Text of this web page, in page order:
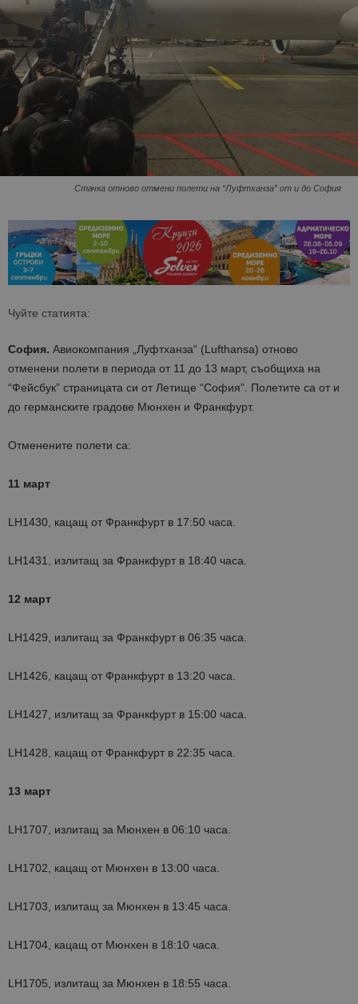
Стачка отново отмени полети на “Луфтханза” от и до София
Чуйте статията:
София. Авиокомпания „Луфтханза“ (Lufthansa) отново
отменени полети в периода от 11 до 13 март, съобщиха на
“Фейсбук” страницата си от Летище “София”. Полетите са от и
до германските градове Мюнхен и Франкфурт.
Отменените полети са:
11 март
LH1430, кацащ от Франкфурт в 17:50 часа.
LH1431, излитащ за Франкфурт в 18:40 часа.
12 март
LH1429, излитащ за Франкфурт в 06:35 часа.
LH1426, кацащ от Франкфурт в 13:20 часа.
LH1427, излитащ за Франкфурт в 15:00 часа.
LH1428, кацащ от Франкфурт в 22:35 часа.
13 март
LH1707, излитащ за Мюнхен в 06:10 часа.
LH1702, кацащ от Мюнхен в 13:00 часа.
LH1703, излитащ за Мюнхен в 13:45 часа.
LH1704, кацащ от Мюнхен в 18:10 часа.
LH1705, излитащ за Мюнхен в 18:55 часа.